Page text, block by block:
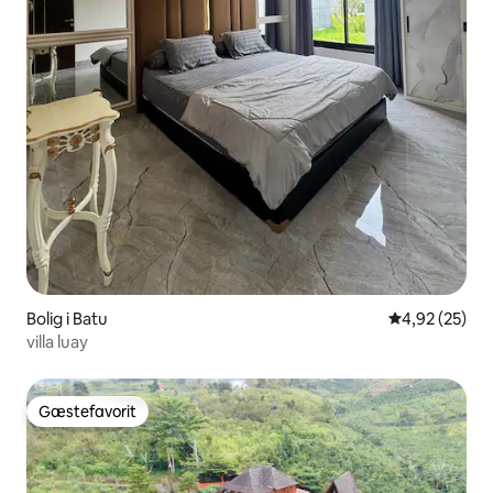
Bolig i Batu 4,92 ud af 5 i
4,92 (25)
villa luay
Gæstefavorit
Gæstefavorit